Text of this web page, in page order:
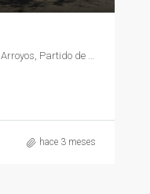
555, 39 - Istilart, Residencial, Tres Arroyos, Partido de Tres Arroyos, Buenos Aires, B7500, Argentina
hace 3 meses